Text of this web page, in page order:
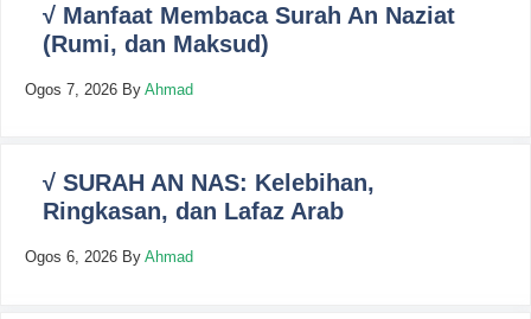
√ Manfaat Membaca Surah An Naziat
(Rumi, dan Maksud)
Ogos 7, 2026 By Ahmad
√ SURAH AN NAS: Kelebihan,
Ringkasan, dan Lafaz Arab
Ogos 6, 2026 By Ahmad